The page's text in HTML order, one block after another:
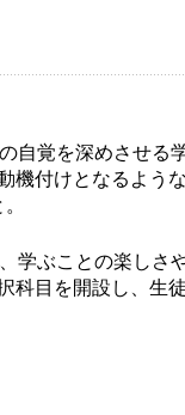
覚を深めさせる
機付けとなるよう
ぶことの楽しさ
科目を開設し、